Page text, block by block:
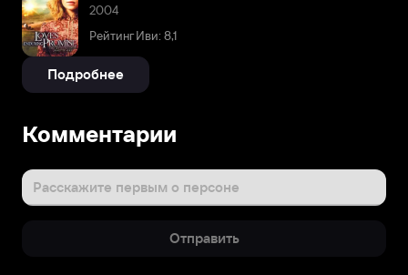
2004
Рейтинг Иви: 8,1
Подробнее
Комментарии
Расскажите первым о персоне
Отправить